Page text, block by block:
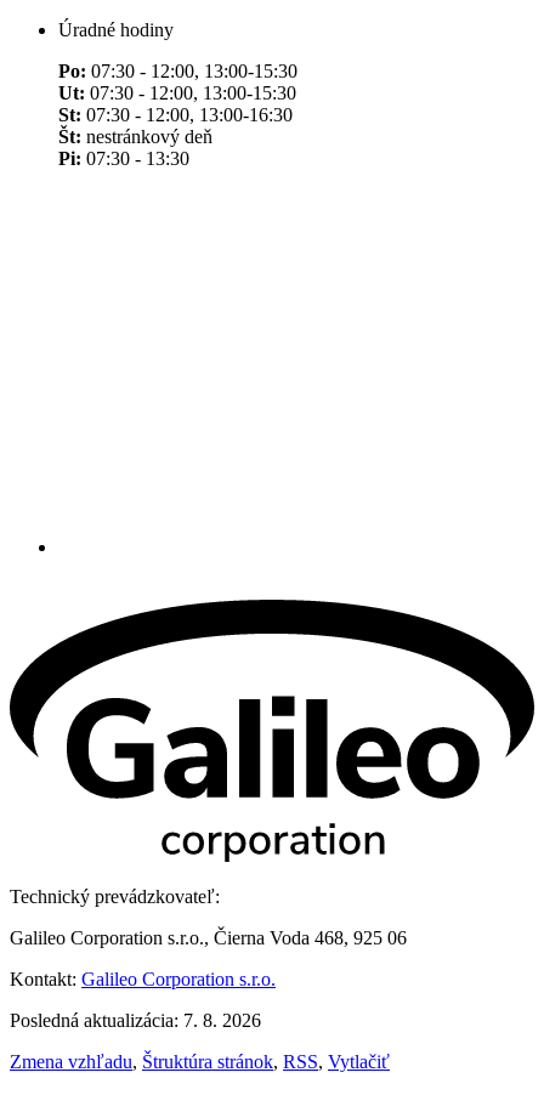
Úradné hodiny
Po: 07:30 - 12:00, 13:00-15:30
Ut: 07:30 - 12:00, 13:00-15:30
St: 07:30 - 12:00, 13:00-16:30
Št: nestránkový deň
Pi: 07:30 - 13:30
Technický prevádzkovateľ:
Galileo Corporation s.r.o., Čierna Voda 468, 925 06
Kontakt: Galileo Corporation s.r.o.
Posledná aktualizácia: 7. 8. 2026
Zmena vzhľadu, Štruktúra stránok, RSS, Vytlačiť